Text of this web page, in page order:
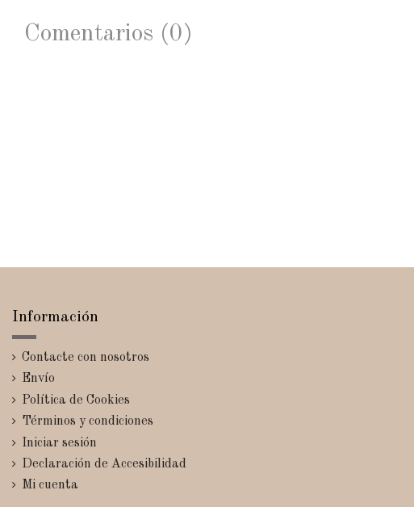
Comentarios (0)
Información
Contacte con nosotros
Envío
Política de Cookies
Términos y condiciones
Iniciar sesión
Declaración de Accesibilidad
Mi cuenta